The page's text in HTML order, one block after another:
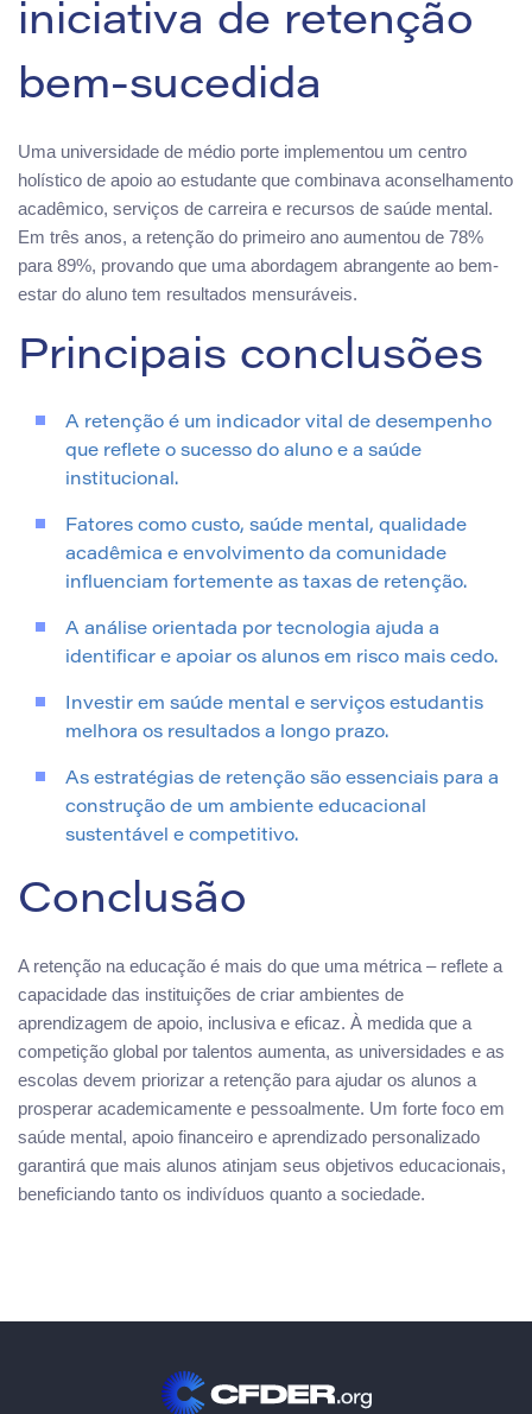
iniciativa de retenção
bem-sucedida
Uma universidade de médio porte implementou um centro
holístico de apoio ao estudante que combinava aconselhamento
acadêmico, serviços de carreira e recursos de saúde mental.
Em três anos, a retenção do primeiro ano aumentou de 78%
para 89%, provando que uma abordagem abrangente ao bem-
estar do aluno tem resultados mensuráveis.
Principais conclusões
A retenção é um indicador vital de desempenho
que reflete o sucesso do aluno e a saúde
institucional.
Fatores como custo, saúde mental, qualidade
acadêmica e envolvimento da comunidade
influenciam fortemente as taxas de retenção.
A análise orientada por tecnologia ajuda a
identificar e apoiar os alunos em risco mais cedo.
Investir em saúde mental e serviços estudantis
melhora os resultados a longo prazo.
As estratégias de retenção são essenciais para a
construção de um ambiente educacional
sustentável e competitivo.
Conclusão
A retenção na educação é mais do que uma métrica – reflete a
capacidade das instituições de criar ambientes de
aprendizagem de apoio, inclusiva e eficaz. À medida que a
competição global por talentos aumenta, as universidades e as
escolas devem priorizar a retenção para ajudar os alunos a
prosperar academicamente e pessoalmente. Um forte foco em
saúde mental, apoio financeiro e aprendizado personalizado
garantirá que mais alunos atinjam seus objetivos educacionais,
beneficiando tanto os indivíduos quanto a sociedade.